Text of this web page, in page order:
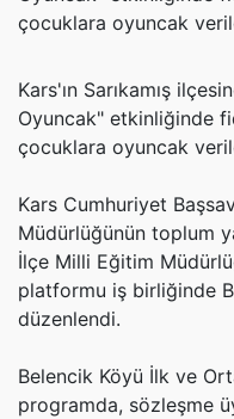
çocuklara oyuncak
Kars'ın Sarıkamış
Oyuncak" etkinliğinde
çocuklara oyuncak
Kars Cumhuriyet
Müdürlüğünün toplum
İlçe Milli Eğitim
platformu iş birliğinde
düzenlendi.
Belencik Köyü İlk ve
programda, sözleşme